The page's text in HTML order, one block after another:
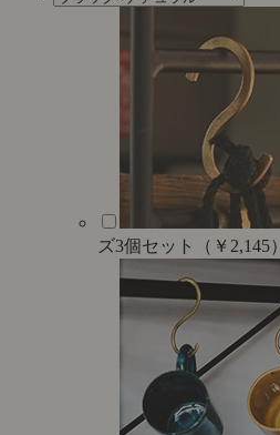
ズ3個セット（￥2,145）